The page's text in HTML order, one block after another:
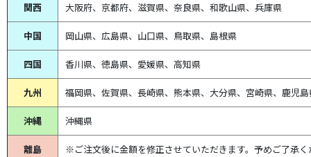
関西 大阪府、京都府、滋賀県、奈良県、和歌山県、兵庫県
中国 岡山県、広島県、山口県、鳥取県、島根県
四国 香川県、徳島県、愛媛県、高知県
九州 福岡県、佐賀県、長崎県、熊本県、大分県、宮崎県、鹿児
沖縄 沖縄県
離島 ※ご注文後に金額を修正させていただきます。予めご了承く